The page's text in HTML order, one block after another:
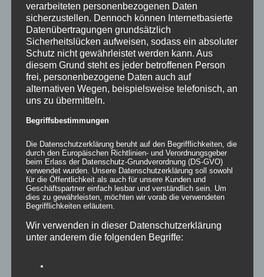
Inflatables easy KISS
Details
verarbeiteten personenbezogenen Daten
sicherzustellen. Dennoch können Internetbasierte
Datenübertragungen grundsätzlich
Sicherheitslücken aufweisen, sodass ein absoluter
Schutz nicht gewährleistet werden kann. Aus
diesem Grund steht es jeder betroffenen Person
frei, personenbezogene Daten auch auf
alternativen Wegen, beispielsweise telefonisch, an
uns zu übermitteln.
Begriffsbestimmungen
Die Datenschutzerklärung beruht auf den Begrifflichkeiten, die
durch den Europäischen Richtlinien- und Verordnungsgeber
beim Erlass der Datenschutz-Grundverordnung (DS-GVO)
verwendet wurden. Unsere Datenschutzerklärung soll sowohl
für die Öffentlichkeit als auch für unsere Kunden und
Geschäftspartner einfach lesbar und verständlich sein. Um
dies zu gewährleisten, möchten wir vorab die verwendeten
Begrifflichkeiten erläutern.
Wir verwenden in dieser Datenschutzerklärung
unter anderem die folgenden Begriffe: